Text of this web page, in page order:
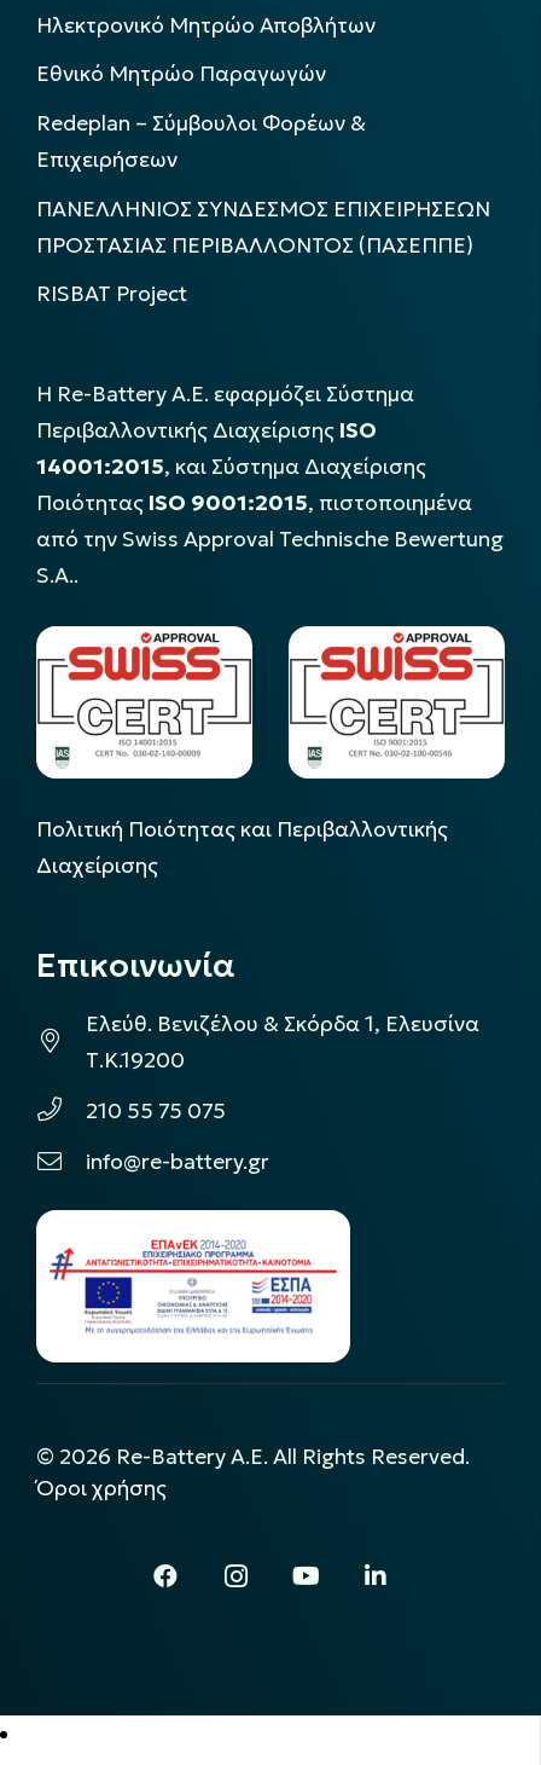
Ηλεκτρονικό Μητρώο Αποβλήτων
Εθνικό Μητρώο Παραγωγών
Redeplan – Σύμβουλοι Φορέων &
Επιχειρήσεων
ΠΑΝΕΛΛΗΝΙΟΣ ΣΥΝΔΕΣΜΟΣ ΕΠΙΧΕΙΡΗΣΕΩΝ
ΠΡΟΣΤΑΣΙΑΣ ΠΕΡΙΒΑΛΛΟΝΤΟΣ (ΠΑΣΕΠΠΕ)
RISBAT Project
Η Re-Battery Α.Ε. εφαρμόζει Σύστημα
Περιβαλλοντικής Διαχείρισης ISO
14001:2015, και Σύστημα Διαχείρισης
Ποιότητας ISO 9001:2015, πιστοποιημένα
από την Swiss Approval Technische Bewertung
S.A..
Πολιτική Ποιότητας και Περιβαλλοντικής
Διαχείρισης
Επικοινωνία
Ελεύθ. Βενιζέλου & Σκόρδα 1, Ελευσίνα
Τ.Κ.19200
210 55 75 075
info@re-battery.gr
© 2026 Re-Battery A.E. All Rights Reserved.
Όροι χρήσης